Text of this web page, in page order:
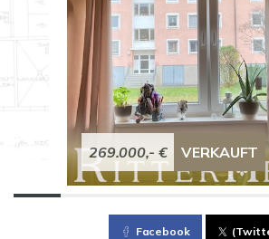
269.000,- € VERKAUFT
Facebook